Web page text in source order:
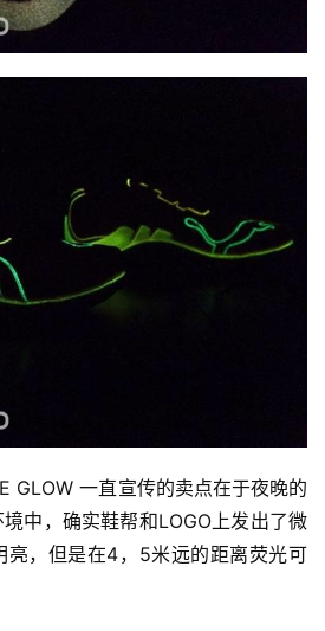
GLOW 一直宣传的卖点在于夜晚的
中，确实鞋帮和LOGO上发出了微
亮，但是在4，5米远的距离荧光可